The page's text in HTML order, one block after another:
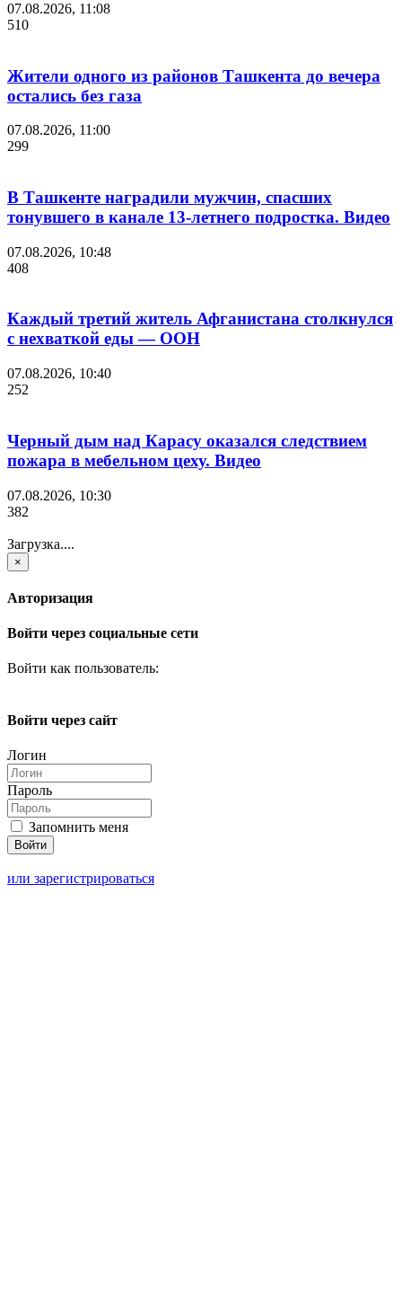
07.08.2026, 11:08
510
Жители одного из районов Ташкента до вечера
остались без газа
07.08.2026, 11:00
299
В Ташкенте наградили мужчин, спасших
тонувшего в канале 13-летнего подростка. Видео
07.08.2026, 10:48
408
Каждый третий житель Афганистана столкнулся
с нехваткой еды — ООН
07.08.2026, 10:40
252
Черный дым над Карасу оказался следствием
пожара в мебельном цеху. Видео
07.08.2026, 10:30
382
Загрузка....
×
Авторизация
Войти через социальные сети
Войти как пользователь:
Войти через сайт
Логин
Пароль
Запомнить меня
или зарегистрироваться